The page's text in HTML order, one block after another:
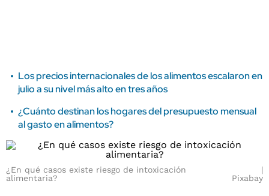
Los precios internacionales de los alimentos escalaron en
julio a su nivel más alto en tres años
¿Cuánto destinan los hogares del presupuesto mensual
al gasto en alimentos?
¿En qué casos existe riesgo de intoxicación
alimentaria?
Pixabay